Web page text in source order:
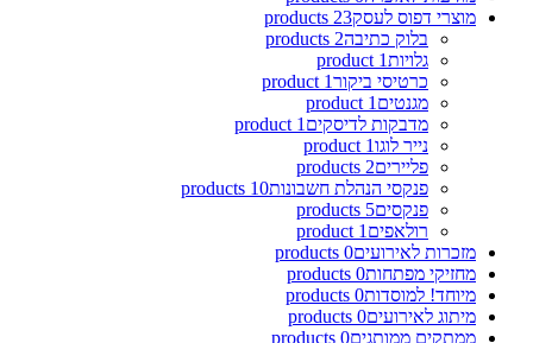
מוצרי דפוס לעסק23
products
בלוק כתיבה2
products
גלויות1
product
כרטיסי ביקור1
product
מגנטים 1
product
מדבקות לדיסקים 1
product
נייר לוגו1
product
פליירים2
products
פנקסי הנהלת חשבונות10
products
פנקסים5
products
רולאפים 1
product
מזכרות לאירועים0
products
מחזיקי מפתחות0
products
מיוחד! למוסדות0
products
מיתוג לאירועים0
products
ממתקים ממותגים0
products